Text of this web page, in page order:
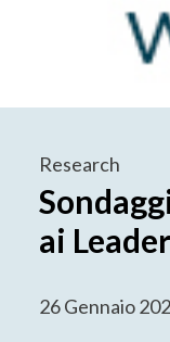
Research
ai
26 Gennaio